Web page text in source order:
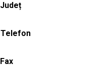
Județ
Telefon
Fax